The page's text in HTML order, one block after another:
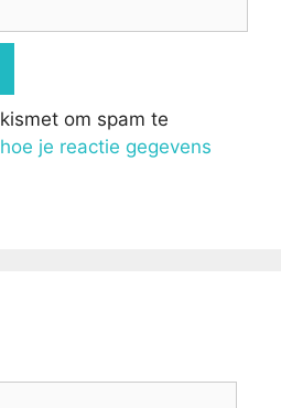
om spam te
je reactie gegevens